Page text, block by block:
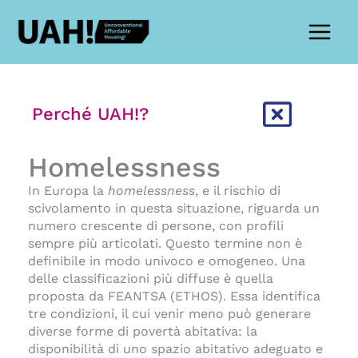
contenuto
Perché UAH!?
Homelessness
In Europa la homelessness, e il rischio di
scivolamento in questa situazione, riguarda un
numero crescente di persone, con profili
sempre più articolati. Questo termine non è
definibile in modo univoco e omogeneo. Una
delle classificazioni più diffuse è quella
proposta da FEANTSA (ETHOS). Essa identifica
tre condizioni, il cui venir meno può generare
diverse forme di povertà abitativa: la
disponibilità di uno spazio abitativo adeguato e